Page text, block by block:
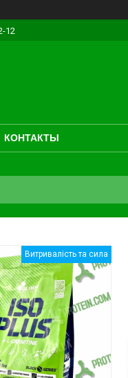
12
КОНТАКТЫ
Витривалість та сила